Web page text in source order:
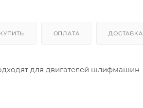
ОПЛАТА ДОСТАВКА
для двигателей шлифмашин